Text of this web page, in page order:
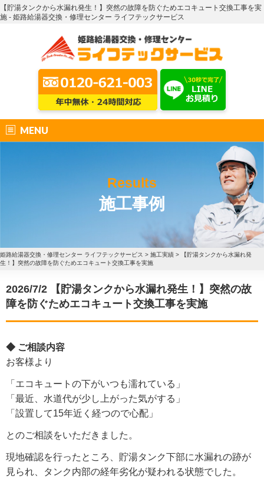
【貯湯タンクから水漏れ発生！】突然の故障を防ぐためエコキュート交換工事を実
施 - 姫路給湯器交換・修理センター ライフテックサービス
MENU
Results
施工事例
姫路給湯器交換・修理センター ライフテックサービス > 施工実績 >
【貯湯タンクから水漏れ発
生！】突然の故障を防ぐためエコキュート交換工事を実施
2026/7/2 【貯湯タンクから水漏れ発生！】突然の故
障を防ぐためエコキュート交換工事を実施
◆ ご相談内容
お客様より
「エコキュートの下がいつも濡れている」
「最近、水道代が少し上がった気がする」
「設置して15年近く経つので心配」
とのご相談をいただきました。
現地確認を行ったところ、貯湯タンク下部に水漏れの跡が
見られ、タンク内部の経年劣化が疑われる状態でした。